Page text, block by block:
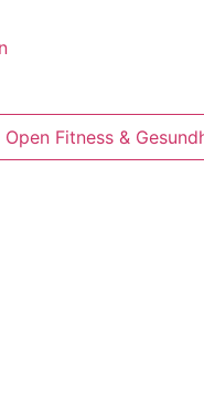
Open Fitness &